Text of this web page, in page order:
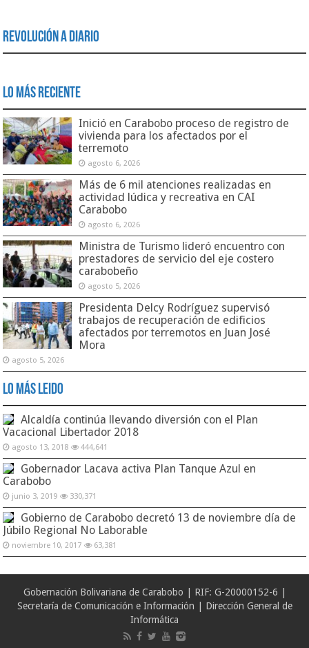
Revolución a Diario
Lo Más Reciente
Inició en Carabobo proceso de registro de
vivienda para los afectados por el
terremoto
agosto 6, 2026
Más de 6 mil atenciones realizadas en
actividad lúdica y recreativa en CAI
Carabobo
agosto 6, 2026
Ministra de Turismo lideró encuentro con
prestadores de servicio del eje costero
carabobeño
agosto 5, 2026
Presidenta Delcy Rodríguez supervisó
trabajos de recuperación de edificios
afectados por terremotos en Juan José
Mora
agosto 5, 2026
Lo Más Leido
Alcaldía continúa llevando diversión con el Plan
Vacacional Libertador 2018
agosto 13, 2018 444,641
Gobernador Lacava activa Plan Tanque Azul en
Carabobo
junio 3, 2019 330,371
Gobierno de Carabobo decretó 13 de noviembre día de
Júbilo Regional No Laborable
noviembre 10, 2017 63,381
Gobernación Bolivariana de Carabobo | RIF: G-20000152-6 |
Secretaría de Comunicación e Información | Dirección General de
Informática